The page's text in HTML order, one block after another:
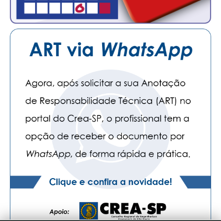
CONTATO
SEESP EDUCAÇÃO
PLATAFORMAS GRATUITAS
BENEFÍCIOS
APOSENTADORIA
PLANO DE SAÚDE